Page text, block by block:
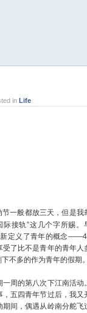
inLife
一般都放三天，但是我
际接轨”这几个字所赐。
新定义了青年的概念
了比不是青年的青年人
不多的作为青年的假期
周的第八次下江南活动
五四青年节过后，我又
间，偶遇从岭南分舵飞